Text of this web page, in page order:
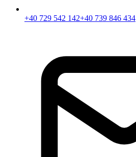
+40 729 542 142+40 739 846 434